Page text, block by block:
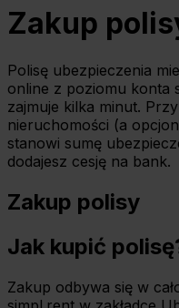
Zakup
Polisę ubezpieczenia
online z poziomu konta
zajmuje kilka minut.
nieruchomości (a
stanowi sumę
dodajesz cesję na bank.
Zakup polisy
Jak kupić
Zakup odbywa się w